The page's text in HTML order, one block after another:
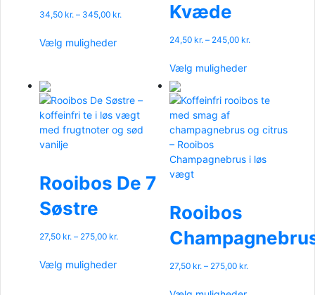
34,50 kr. – 345,00 kr.
Vælg muligheder
varianter.
Mulighederne
kan
vælges
Kvæde
24,50 kr. – 245,00 kr.
Vælg muligheder
flere
Mulighederne
vælges
Rooibos De 7
Søstre
27,50 kr. – 275,00 kr.
Vælg muligheder
Rooibos
27,50 kr. – 275,00 kr.